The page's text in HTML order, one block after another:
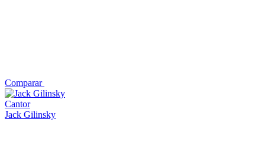
Comparar
Cantor
Jack Gilinsky